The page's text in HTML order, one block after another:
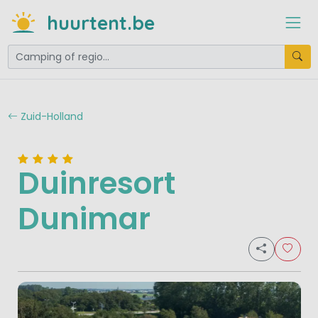
huurtent.be
Zuid-Holland
Duinresort
Dunimar